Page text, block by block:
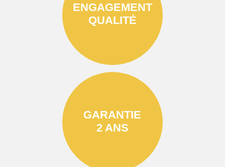
ENGAGEMENT
QUALITÉ
GARANTIE
2 ANS